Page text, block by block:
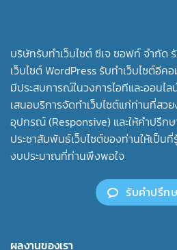
บริษัทรับทําเว็บไซต์ ซีเจ ซอฟท์ จำกัด
เว็บไซต์ WordPress รับทำเว็บไซต์อีค
มีประสบการณ์ในวงการไอทีและออนไ
เสนอบริการจัดทำเว็บไซต์แก่ท่านที่สว
อุปกรณ์ (Responsive) และให้คำปรึก
ประชาสัมพันธ์เว็บไซต์ของท่านให้เป็น
งบประมาณที่ท่านพึงพอใจ
รับคำปรึก
ผลงานของเรา